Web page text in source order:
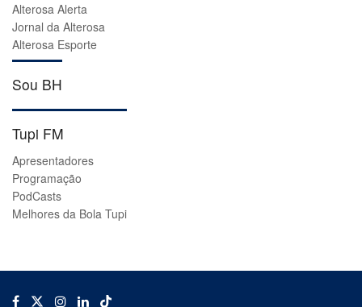
Alterosa Alerta
Jornal da Alterosa
Alterosa Esporte
Sou BH
Tupi FM
Apresentadores
Programação
PodCasts
Melhores da Bola Tupi